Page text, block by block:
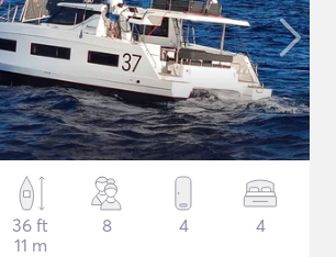
36 ft
11 m
8 4 4